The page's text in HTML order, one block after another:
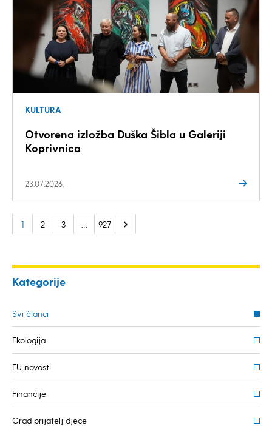
Kategorije
Svi članci
Ekologija
EU novosti
Financije
Grad prijatelj djece
KULTURA
Otvorena izložba Duška Šibla u Galeriji
Koprivnica
23.07.2026.
1 2 3 927